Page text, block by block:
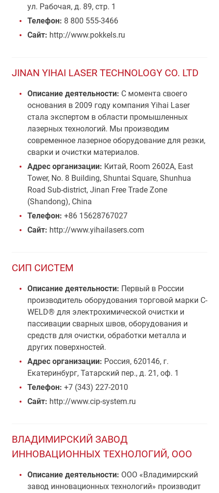
ул. Рабочая, д. 89, стр. 1
Телефон: 8 800 555-3466
Сайт: http://www.pokkels.ru
JINAN YIHAI LASER TECHNOLOGY CO. LTD
Описание деятельности: С момента своего
основания в 2009 году компания Yihai Laser
стала экспертом в области промышленных
лазерных технологий. Мы производим
современное лазерное оборудование для резки,
сварки и очистки материалов.
Адрес организации: Китай, Room 2602A, East
Tower, No. 8 Building, Shuntai Square, Shunhua
Road Sub-district, Jinan Free Trade Zone
(Shandong), China
Телефон: +86 15628767027
Сайт: http://www.yihailasers.com
СИП СИСТЕМ
Описание деятельности: Первый в России
производитель оборудования торговой марки C-
WELD® для электрохимической очистки и
пассивации сварных швов, оборудования и
средств для очистки, обработки металла и
других поверхностей.
Адрес организации: Россия, 620146, г.
Екатеринбург, Татарский пер., д. 21, оф. 1
Телефон: +7 (343) 227-2010
Сайт: http://www.cip-system.ru
ВЛАДИМИРСКИЙ ЗАВОД
ИННОВАЦИОННЫХ ТЕХНОЛОГИЙ, ООО
Описание деятельности: ООО «Владимирский
завод инновационных технологий» производит